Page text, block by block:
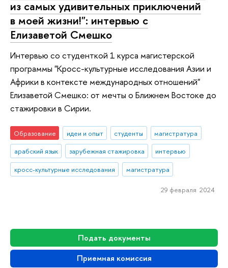
Подать документы
Приемная комиссия
из самых удивительных приключений
в моей жизни!": интервью с
Елизаветой Смешко
Интервью со студенткой 1 курса магистерской
программы "Кросс-культурные исследования Азии и
Африки в контексте международных отношений"
Елизаветой Смешко: от мечты о Ближнем Востоке до
стажировки в Сирии.
Образование идеи и опыт студенты
магистратура
арабский язык
зарубежная стажировка
интервью
кросс-культурные исследования
магистратура
29 февраля 2024